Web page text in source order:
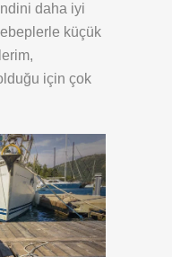
daha iyi
küçük
için çok